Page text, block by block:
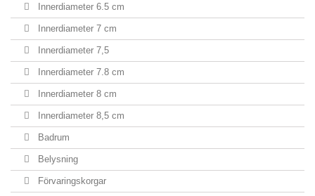
Innerdiameter 6.5 cm
Innerdiameter 7 cm
Innerdiameter 7,5
Innerdiameter 7.8 cm
Innerdiameter 8 cm
Innerdiameter 8,5 cm
Badrum
Belysning
Förvaringskorgar